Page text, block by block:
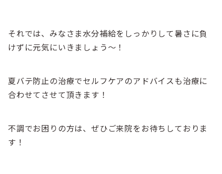
それでは、みなさま水分補給をしっかりして暑さに負
けずに元気にいきましょう～！
夏バテ防止の治療でセルフケアのアドバイスも治療に
合わせてさせて頂きます！
不調でお困りの方は、ぜひご来院をお待ちしておりま
す！